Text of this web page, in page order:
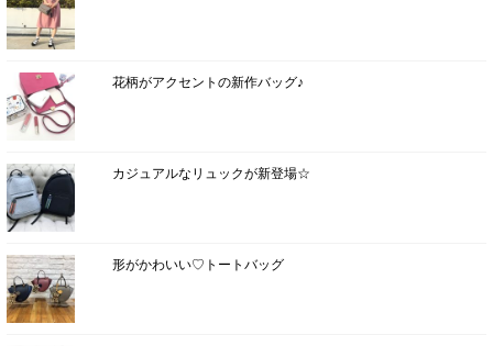
花柄がアクセントの新作バッグ♪
カジュアルなリュックが新登場☆
形がかわいい♡トートバッグ